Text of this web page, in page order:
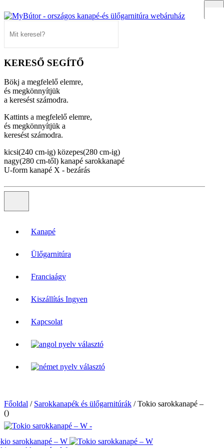
KERESŐ SEGÍTŐ
Bökj a megfelelő elemre,
és megkönnyítjük
a keresést számodra.
Kattints a megfelelő elemre,
és megkönnyítjük a
keresést számodra.
kicsi(240 cm-ig) közepes(280 cm-ig)
nagy(280 cm-től) kanapé sarokkanapé
U-form kanapé X - bezárás
Kanapé
Ülőgarnitúra
Franciaágy
Kiszállítás Ingyen
Kapcsolat
Főoldal / Sarokkanapék és ülőgarnitúrák /Tokio sarokkanapé – W -
()